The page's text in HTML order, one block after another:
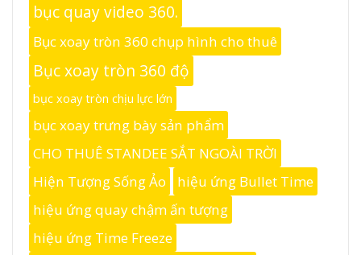
bục quay video 360.
Bục xoay tròn 360 chụp hình cho thuê
Bục xoay tròn 360 độ
bục xoay tròn chịu lực lớn
bục xoay trưng bày sản phẩm
CHO THUÊ STANDEE SẮT NGOÀI TRỜI
Hiện Tượng Sống Ảo
hiệu ứng Bullet Time
hiệu ứng quay chậm ấn tượng
hiệu ứng Time Freeze